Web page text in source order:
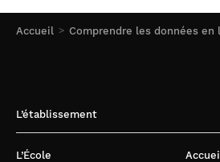
Accueil Comprendre les données en
L’établissement
L’École